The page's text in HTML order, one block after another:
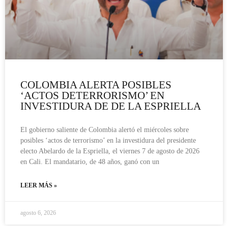
COLOMBIA ALERTA POSIBLES
‘ACTOS DETERRORISMO’ EN
INVESTIDURA DE DE LA ESPRIELLA
El gobierno saliente de Colombia alertó el miércoles sobre
posibles ‘actos de terrorismo’ en la investidura del presidente
electo Abelardo de la Espriella, el viernes 7 de agosto de 2026
en Cali. El mandatario, de 48 años, ganó con un
LEER MÁS »
agosto 6, 2026